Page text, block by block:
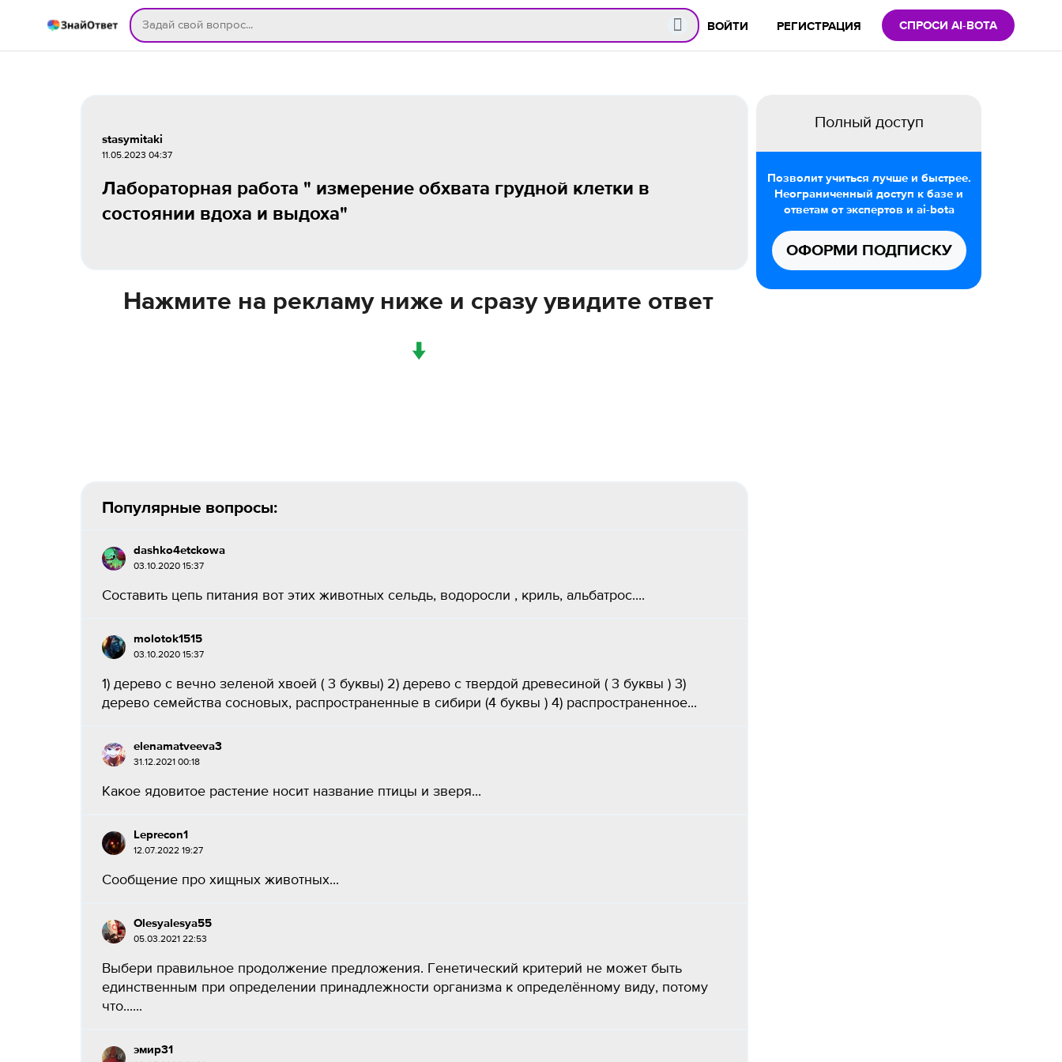
ВОЙТИ РЕГИСТРАЦИЯ СПРОСИ AI-BOTA
stasymitaki
11.05.2023 04:37
Лабораторная работа " измерение обхвата грудной клетки в
состоянии вдоха и выдоха"
Нажмите на рекламу ниже и сразу увидите ответ
↓
Популярные вопросы:
dashko4etckowa
03.10.2020 15:37
Составить цепь питания вот этих животных сельдь, водоросли , криль, альбатрос....
molotok1515
03.10.2020 15:37
1) дерево с вечно зеленой хвоей ( 3 буквы) 2) дерево с твердой древесиной ( 3 буквы ) 3)
дерево семейства сосновых, распространенные в сибири (4 буквы ) 4) распространенное...
elenamatveeva3
31.12.2021 00:18
Какое ядовитое растение носит название птицы и зверя...
Leprecon1
12.07.2022 19:27
Сообщение про хищных животных...
Olesyalesya55
05.03.2021 22:53
Выбери правильное продолжение предложения. Генетический критерий не может быть
единственным при определении принадлежности организма к определённому виду, потому
что......
эмир31
Полный доступ
Позволит учиться лучше и быстрее.
Неограниченный доступ к базе и
ответам от экспертов и ai-bota
ОФОРМИ ПОДПИСКУ